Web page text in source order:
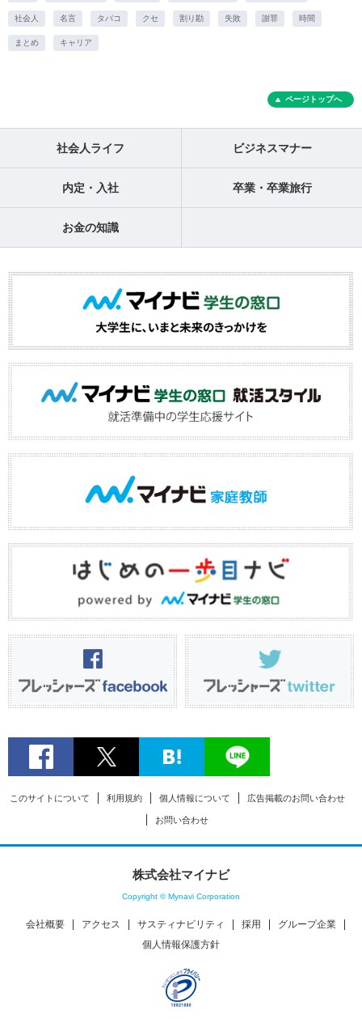
社会人 名言 タバコ クセ 割り勘 失敗 謝罪 時間
まとめ キャリア
ページトップへ
社会人ライフ ビジネスマナー
内定・入社 卒業・卒業旅行
お金の知識
このサイトについて 利用規約 個人情報について 広告掲載のお問い合わせ
お問い合わせ
株式会社マイナビ
Copyright © Mynavi Corporation
会社概要 アクセス サスティナビリティ 採用
グループ企業
個人情報保護方針